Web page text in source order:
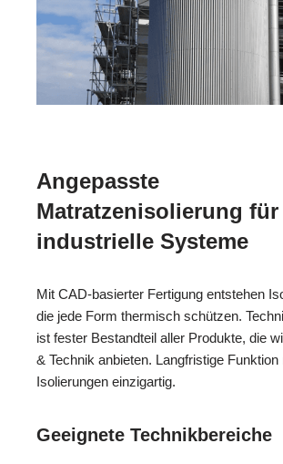
Angepasste
Matratzenisolierung für
industrielle Systeme
Mit CAD-basierter Fertigung entstehen
die jede Form thermisch schützen.
ist fester Bestandteil aller Produkte, die
& Technik anbieten. Langfristige
Isolierungen einzigartig.
Geeignete Technikbereiche